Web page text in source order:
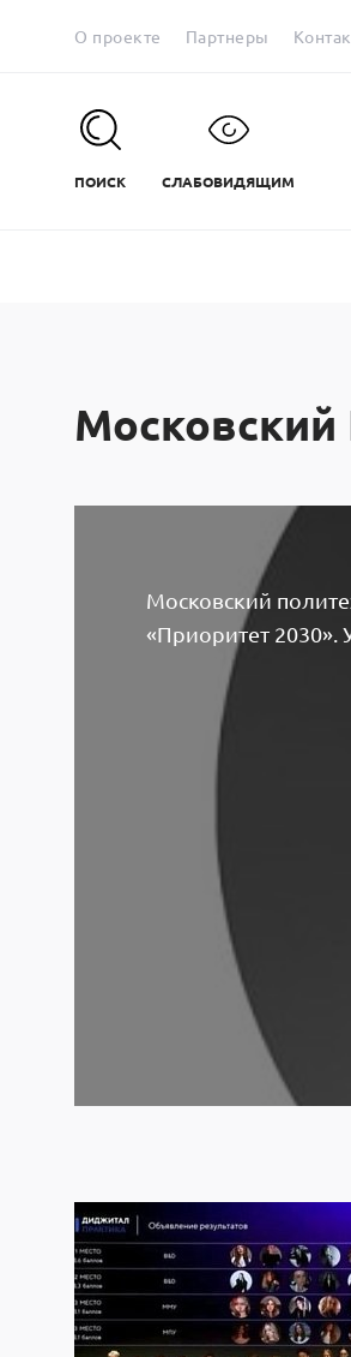
О проекте Партнеры
ПОИСК СЛАБОВИДЯЩИМ
Московский
Московский
«Приоритет 2030».